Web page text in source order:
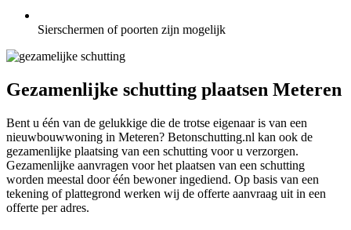
Sierschermen of poorten zijn mogelijk
Gezamenlijke schutting plaatsen Meteren
Bent u één van de gelukkige die de trotse eigenaar is van een
nieuwbouwwoning in Meteren? Betonschutting.nl kan ook de
gezamenlijke plaatsing van een schutting voor u verzorgen.
Gezamenlijke aanvragen voor het plaatsen van een schutting
worden meestal door één bewoner ingediend. Op basis van een
tekening of plattegrond werken wij de offerte aanvraag uit in een
offerte per adres.